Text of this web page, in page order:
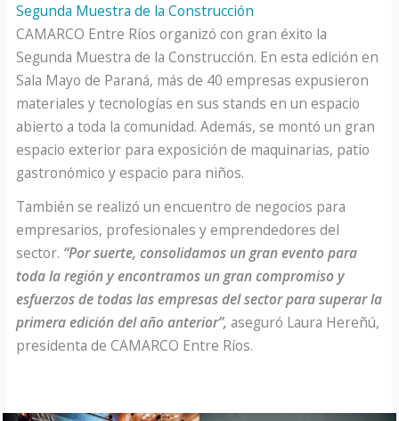
Segunda Muestra de la Construcción
CAMARCO Entre Ríos organizó con gran éxito la
Segunda Muestra de la Construcción. En esta edición en
Sala Mayo de Paraná, más de 40 empresas expusieron
materiales y tecnologías en sus stands en un espacio
abierto a toda la comunidad. Además, se montó un gran
espacio exterior para exposición de maquinarias, patio
gastronómico y espacio para niños.
También se realizó un encuentro de negocios para
empresarios, profesionales y emprendedores del
sector. “Por suerte, consolidamos un gran evento para
toda la región y encontramos un gran compromiso y
esfuerzos de todas las empresas del sector para superar la
primera edición del año anterior”, aseguró Laura Hereñú,
presidenta de CAMARCO Entre Ríos.